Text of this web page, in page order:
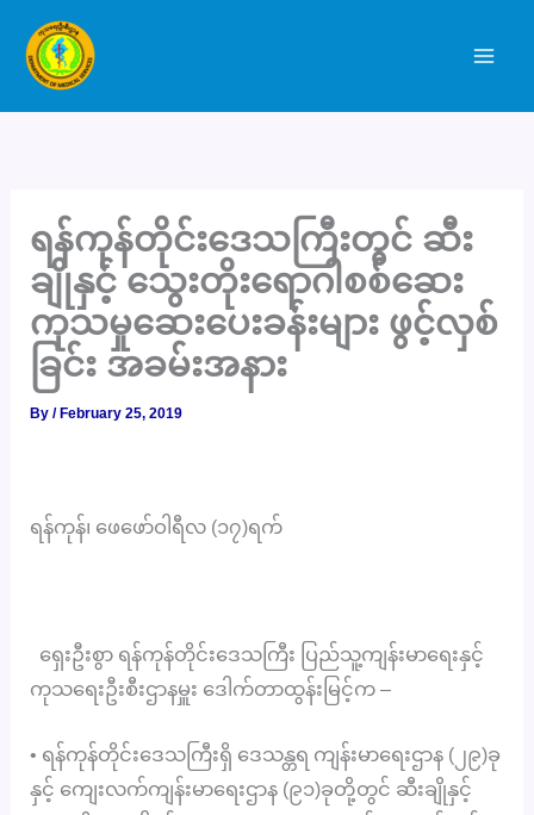
content
ရန်ကုန်တိုင်းဒေသကြီးတွင် ဆီး
ချိုနှင့် သွေးတိုးရောဂါစစ်ဆေး
ကုသမှုဆေးပေးခန်းများ ဖွင့်လှစ်
ခြင်း အခမ်းအနား
By/ February 25, 2019
ရန်ကုန်၊ ဖေဖော်ဝါရီလ (၁၇)ရက်
ရှေးဦးစွာ ရန်ကုန်တိုင်းဒေသကြီး ပြည်သူ့ကျန်းမာရေးနှင့်
ကုသရေးဦးစီးဌာနမှူး ဒေါက်တာထွန်းမြင့်က –
• ရန်ကုန်တိုင်းဒေသကြီးရှိ ဒေသန္တရ ကျန်းမာရေးဌာန (၂၉)ခု
နှင့် ကျေးလက်ကျန်းမာရေးဌာန (၉၁)ခုတို့တွင် ဆီးချိုနှင့်